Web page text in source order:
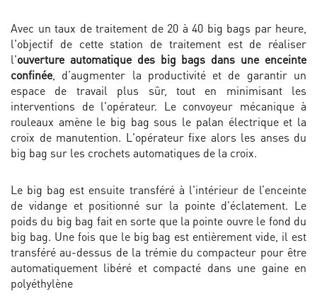
Avec un taux de traitement de 20 à 40 big bags par heure,
l'objectif de cette station de traitement est de réaliser
l'ouverture automatique des big bags dans une enceinte
confinée, d’augmenter la productivité et de garantir un
espace de travail plus sûr, tout en minimisant les
interventions de l'opérateur. Le convoyeur mécanique à
rouleaux amène le big bag sous le palan électrique et la
croix de manutention. L'opérateur fixe alors les anses du
big bag sur les crochets automatiques de la croix.
Le big bag est ensuite transféré à l'intérieur de l’enceinte
de vidange et positionné sur la pointe d'éclatement. Le
poids du big bag fait en sorte que la pointe ouvre le fond du
big bag. Une fois que le big bag est entièrement vide, il est
transféré au-dessus de la trémie du compacteur pour être
automatiquement libéré et compacté dans une gaine en
polyéthylène